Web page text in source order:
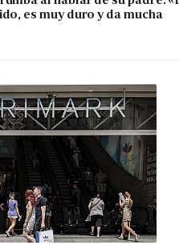
es muy duro y da mucha